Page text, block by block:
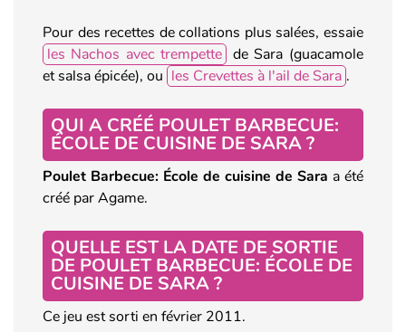
Pour des recettes de collations plus salées, essaie
les Nachos avec trempette de Sara (guacamole
et salsa épicée), ou les Crevettes à l'ail de Sara .
QUI A CRÉÉ POULET BARBECUE:
ÉCOLE DE CUISINE DE SARA ?
Poulet Barbecue: École de cuisine de Sara a été
créé par Agame.
QUELLE EST LA DATE DE SORTIE
DE POULET BARBECUE: ÉCOLE DE
CUISINE DE SARA ?
Ce jeu est sorti en février 2011.